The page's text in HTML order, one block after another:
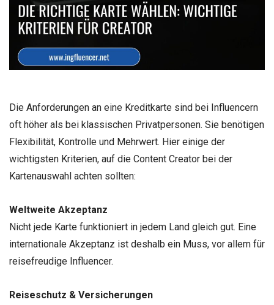
Die Anforderungen an eine Kreditkarte sind bei Influencern
oft höher als bei klassischen Privatpersonen. Sie benötigen
Flexibilität, Kontrolle und Mehrwert. Hier einige der
wichtigsten Kriterien, auf die Content Creator bei der
Kartenauswahl achten sollten:
Weltweite Akzeptanz
Nicht jede Karte funktioniert in jedem Land gleich gut. Eine
internationale Akzeptanz ist deshalb ein Muss, vor allem für
reisefreudige Influencer.
Reiseschutz & Versicherungen